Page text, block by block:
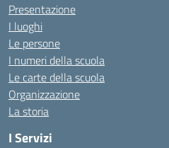
Presentazione
I luoghi
Le persone
I numeri della scuola
Le carte della scuola
Organizzazione
La storia
I Servizi